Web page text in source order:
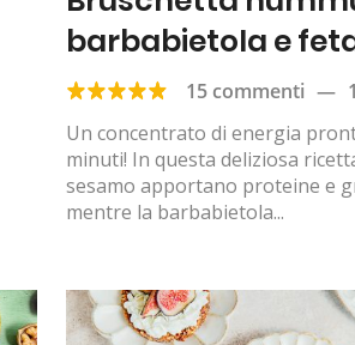
barbabietola e
15 commenti —
Un concentrato di energia
minuti! In questa deliziosa
sesamo apportano proteine e
mentre la barbabietola...